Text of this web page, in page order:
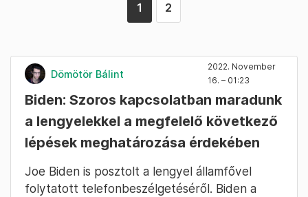
1 2
Dömötör Bálint
2022. November
16. – 01:23
Biden: Szoros kapcsolatban maradunk
a lengyelekkel a megfelelő következő
lépések meghatározása érdekében
Joe Biden is posztolt a lengyel államfővel
folytatott telefonbeszélgetéséről. Biden a